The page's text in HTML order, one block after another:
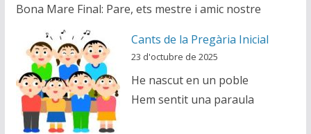
Bona Mare Final: Pare, ets mestre i amic nostre
Cants de la Pregària Inicial
23 d'octubre de 2025
He nascut en un poble
Hem sentit una paraula